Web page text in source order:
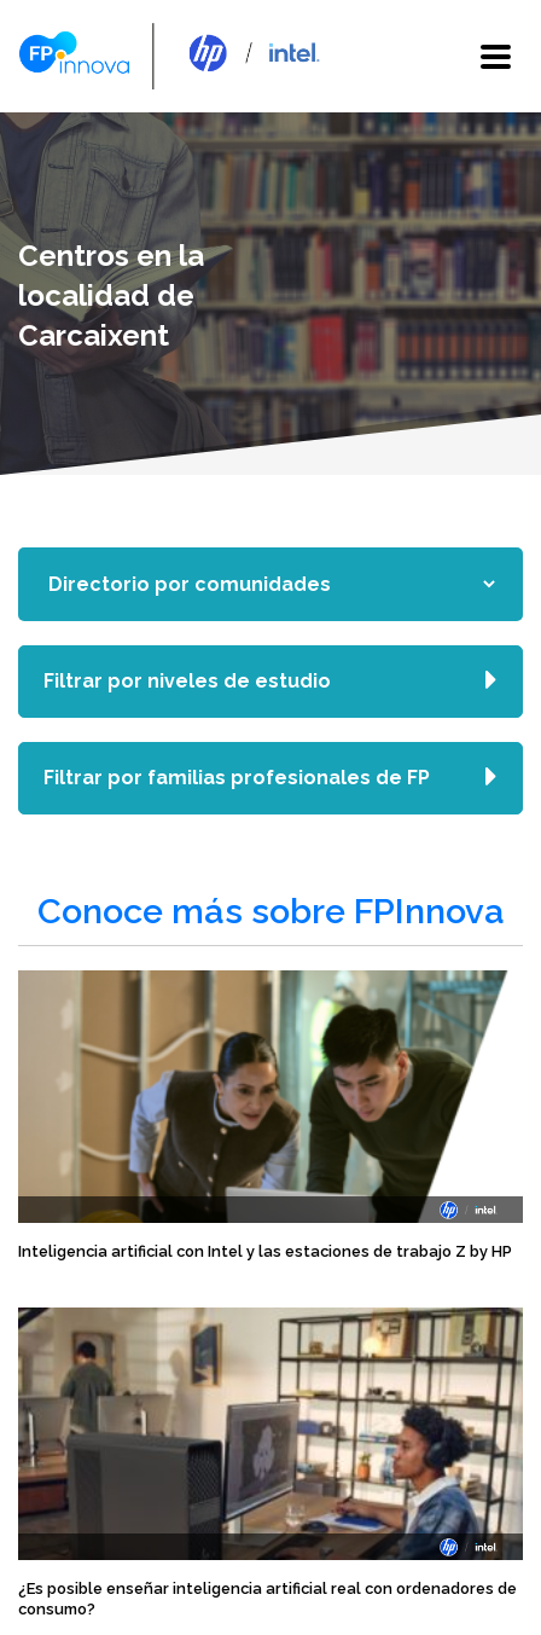
Centros en la
localidad de
Carcaixent
Conoce más sobre FPInnova
Inteligencia artificial con Intel y las estaciones de trabajo Z by HP
¿Es posible enseñar inteligencia artificial real con ordenadores de
consumo?
Filtrar por niveles de estudio
Filtrar por familias profesionales de FP